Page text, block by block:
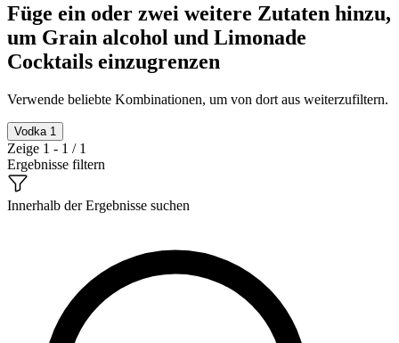
Füge ein oder zwei weitere Zutaten hinzu,
um Grain alcohol und Limonade
Cocktails einzugrenzen
Verwende beliebte Kombinationen, um von dort aus weiterzufiltern.
Vodka 1
Zeige 1 - 1 / 1
Ergebnisse filtern
Innerhalb der Ergebnisse suchen